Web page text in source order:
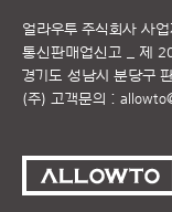
얼라우투 주식회사 사
통신판매업신고 _ 제
경기도 성남시 분당구
(주) 고객문의 :